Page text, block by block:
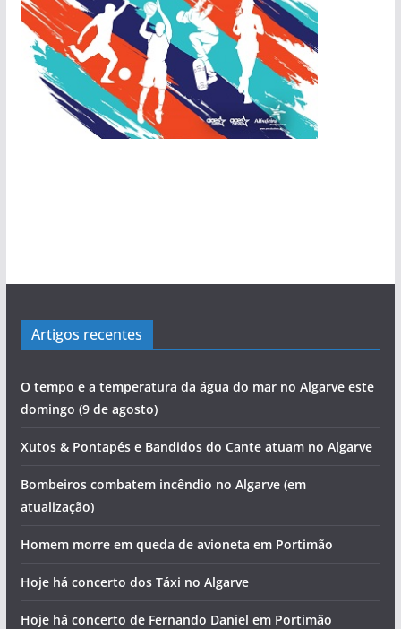
Artigos recentes
O tempo e a temperatura da água do mar no Algarve este
domingo (9 de agosto)
Xutos & Pontapés e Bandidos do Cante atuam no Algarve
Bombeiros combatem incêndio no Algarve (em
atualização)
Homem morre em queda de avioneta em Portimão
Hoje há concerto dos Táxi no Algarve
Hoje há concerto de Fernando Daniel em Portimão